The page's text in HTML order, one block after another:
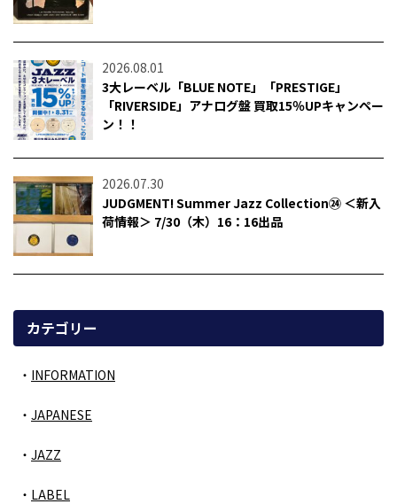
2026.08.01
3大レーベル「BLUE NOTE」「PRESTIGE」
「RIVERSIDE」アナログ盤 買取15％UPキャンペー
ン！！
2026.07.30
JUDGMENT! Summer Jazz Collection㉔ ＜新入
荷情報＞ 7/30（木）16：16出品
カテゴリー
INFORMATION
JAPANESE
JAZZ
LABEL